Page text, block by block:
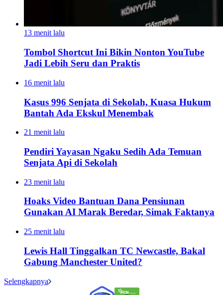
13 menit lalu
Tombol Shortcut Ini Bikin Nonton YouTube
Jadi Lebih Seru dan Praktis
16 menit lalu
Kasus 996 Senjata di Sekolah, Kuasa Hukum
Bantah Ada Ekskul Menembak
21 menit lalu
Pendiri Yayasan Ngaku Sedih Ada Temuan
Senjata Api di Sekolah
23 menit lalu
Hoaks Video Bantuan Dana Pensiunan
Gunakan AI Marak Beredar, Simak Faktanya
25 menit lalu
Lewis Hall Tinggalkan TC Newcastle, Bakal
Gabung Manchester United?
Selengkapnya